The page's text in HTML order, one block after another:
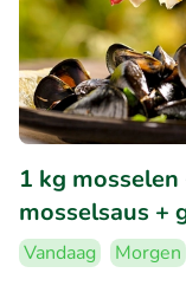
1 kg
mosselsaus +
Vandaag Morgen